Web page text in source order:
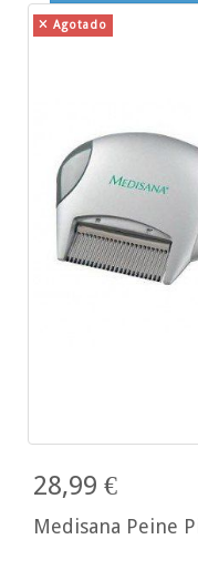
Agotado
28,99 €
Medisana Peine